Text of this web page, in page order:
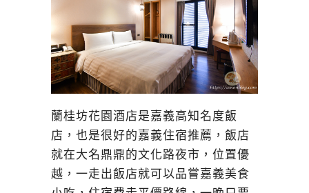
蘭桂坊花園酒店是嘉義高知名度飯
店，也是很好的嘉義住宿推薦，飯店
就在大名鼎鼎的文化路夜市，位置優
越，一走出飯店就可以品嘗嘉義美食